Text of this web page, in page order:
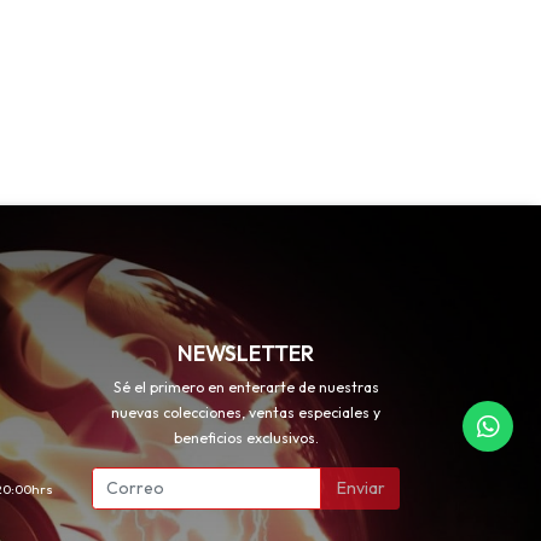
NEWSLETTER
Sé el primero en enterarte de nuestras
nuevas colecciones, ventas especiales y
beneficios exclusivos.
Enviar